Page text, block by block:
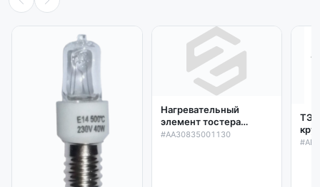
Нагревательный
элемент тостера
Scarlett SC-119
#AA30835001130
ТЭН